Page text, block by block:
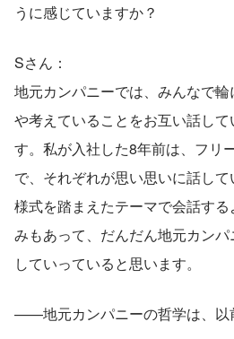
うに感じていますか？
Sさん：
地元カンパニーでは、みんなで
や考えていることをお互い話し
す。私が入社した8年前は、フリ
で、それぞれが思い思いに話し
様式を踏まえたテーマで会話す
みもあって、だんだん地元カン
していっていると思います。
——地元カンパニーの哲学は、以